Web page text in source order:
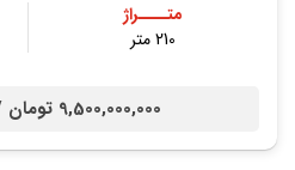
متــــراژ
210 متر
9,500,000,000 تومان /